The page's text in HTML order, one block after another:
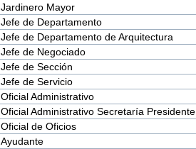
Jardinero Mayor
Jefe de Departamento
Jefe de Departamento de Arquitectura
Jefe de Negociado
Jefe de Sección
Jefe de Servicio
Oficial Administrativo
Oficial Administrativo Secretaría Presidente
Oficial de Oficios
Ayudante